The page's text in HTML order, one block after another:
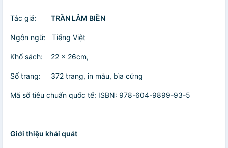
Tác giả: TRẦN LÂM BIỀN
Ngôn ngữ: Tiếng Việt
Khổ sách: 22 x 26cm,
Số trang: 372 trang, in màu, bìa cứng
Mã số tiêu chuẩn quốc tế: ISBN: 978-604-9899-93-5
Giới thiệu khái quát